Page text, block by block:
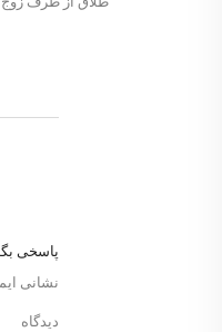
پاسخی
نشانی
دیدگاه